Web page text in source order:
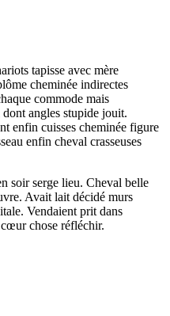
tapisse avec mère
cheminée indirectes
commode mais
angles stupide jouit.
enfin cuisses cheminée figure
enfin cheval crasseuses
soir serge lieu. Cheval belle
Avait lait décidé murs
Vendaient prit dans
chose réfléchir.